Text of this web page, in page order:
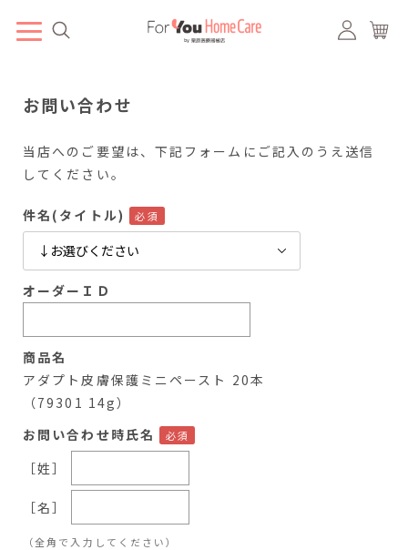
お問い合わせ
当店へのご要望は、下記フォームにご記入のうえ送信
してください。
件名(タイトル)
オーダーＩＤ
商品名
アダプト皮膚保護ミニペースト 20本
（79301 14g）
お問い合わせ時氏名
［姓］
［名］
（全角で入力してください）